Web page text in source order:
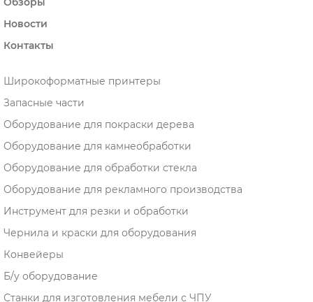
Новости
Контакты
Широкоформатные принтеры
Запасные части
Оборудование для покраски дерева
Оборудование для камнеобработки
Оборудование для обработки стекла
Оборудование для рекламного производства
Инструмент для резки и обработки
Чернила и краски для оборудования
Конвейеры
Б/у оборудование
Станки для изготовления мебели с ЧПУ